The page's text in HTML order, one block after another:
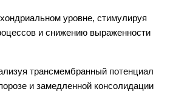
уровне, стимулируя
и снижению выраженности
трансмембранный потенциал
и замедленной консолидации